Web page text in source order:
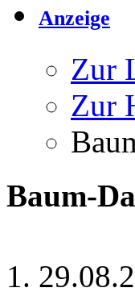
Anzeige
Zur
Zur
Baum-